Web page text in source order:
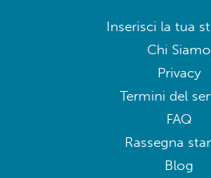
Inserisci la tua
Chi Siamo
Privacy
Termini del
FAQ
Rassegna
Blog